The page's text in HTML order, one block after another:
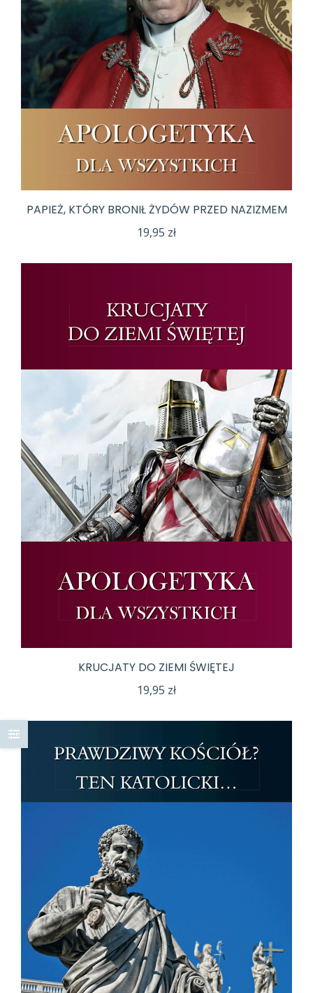
PAPIEŻ, KTÓRY BRONIŁ ŻYDÓW PRZED NAZIZMEM
19,95 zł
KRUCJATY DO ZIEMI ŚWIĘTEJ
19,95 zł